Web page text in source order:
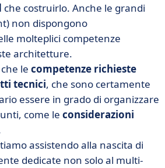
che costruirlo. Anche le grandi
non dispongono
molteplici competenze
architetture.
le competenze richieste
tecnici, che sono certamente
essere in grado di organizzare
come le considerazioni
assistendo alla nascita di
dedicate non solo al multi-